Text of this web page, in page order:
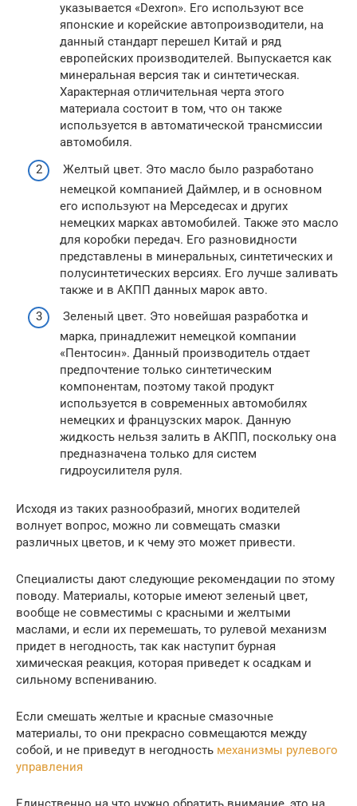
указывается «Dexron». Его используют все
японские и корейские автопроизводители, на
данный стандарт перешел Китай и ряд
европейских производителей. Выпускается как
минеральная версия так и синтетическая.
Характерная отличительная черта этого
материала состоит в том, что он также
используется в автоматической трансмиссии
автомобиля.
Желтый цвет. Это масло было разработано
немецкой компанией Даймлер, и в основном
его используют на Мерседесах и других
немецких марках автомобилей. Также это масло
для коробки передач. Его разновидности
представлены в минеральных, синтетических и
полусинтетических версиях. Его лучше заливать
также и в АКПП данных марок авто.
Зеленый цвет. Это новейшая разработка и
марка, принадлежит немецкой компании
«Пентосин». Данный производитель отдает
предпочтение только синтетическим
компонентам, поэтому такой продукт
используется в современных автомобилях
немецких и французских марок. Данную
жидкость нельзя залить в АКПП, поскольку она
предназначена только для систем
гидроусилителя руля.
Исходя из таких разнообразий, многих водителей
волнует вопрос, можно ли совмещать смазки
различных цветов, и к чему это может привести.
Специалисты дают следующие рекомендации по этому
поводу. Материалы, которые имеют зеленый цвет,
вообще не совместимы с красными и желтыми
маслами, и если их перемешать, то рулевой механизм
придет в негодность, так как наступит бурная
химическая реакция, которая приведет к осадкам и
сильному вспениванию.
Если смешать желтые и красные смазочные
материалы, то они прекрасно совмещаются между
собой, и не приведут в негодность механизмы рулевого
управления